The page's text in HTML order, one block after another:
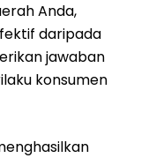
Anda,
daripada
jawaban
konsumen